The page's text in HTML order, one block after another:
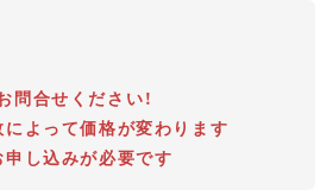
合せください！
によって価格が変わります
申し込みが必要です